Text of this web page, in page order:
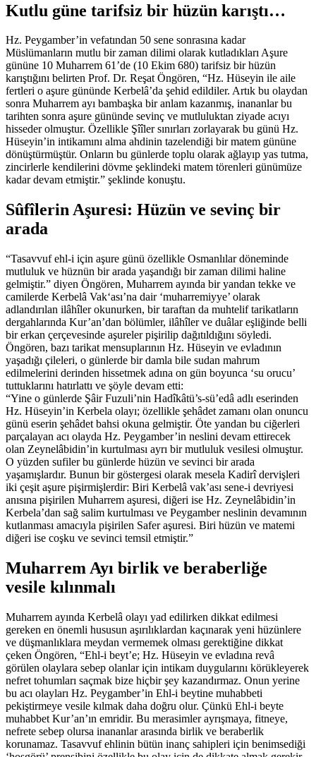
Kutlu güne tarifsiz bir hüzün karıştı…
Hz. Peygamber’in vefatından 50 sene sonrasına kadar
Müslümanların mutlu bir zaman dilimi olarak kutladıkları Aşure
gününe 10 Muharrem 61’de (10 Ekim 680) tarifsiz bir hüzün
karıştığını belirten Prof. Dr. Reşat Öngören, “Hz. Hüseyin ile aile
fertleri o aşure gününde Kerbelâ’da şehid edildiler. Artık bu olaydan
sonra Muharrem ayı bambaşka bir anlam kazanmış, inananlar bu
tarihten sonra aşure gününde sevinç ve mutluluktan ziyade acıyı
hisseder olmuştur. Özellikle Şîîler sınırları zorlayarak bu günü Hz.
Hüseyin’in intikamını alma ahdinin tazelendiği bir matem gününe
dönüştürmüştür. Onların bu günlerde toplu olarak ağlayıp yas tutma,
zincirlerle kendilerini dövme şeklindeki matem törenleri günümüze
kadar devam etmiştir.” şeklinde konuştu.
Sûfîlerin Aşuresi: Hüzün ve sevinç bir
arada
“Tasavvuf ehl-i için aşure günü özellikle Osmanlılar döneminde
mutluluk ve hüznün bir arada yaşandığı bir zaman dilimi haline
gelmiştir.” diyen Öngören, Muharrem ayında bir yandan tekke ve
camilerde Kerbelâ Vak‘ası’na dair ‘muharremiyye’ olarak
adlandırılan ilâhîler okunurken, bir taraftan da muhtelif tarikatların
dergahlarında Kur’an’dan bölümler, ilâhîler ve duâlar eşliğinde belli
bir erkan çerçevesinde aşureler pişirilip dağıtıldığını söyledi.
Öngören, bazı tarikat mensuplarının Hz. Hüseyin ve evladının
yaşadığı çileleri, o günlerde bir damla bile sudan mahrum
edilmelerini derinden hissetmek adına on gün boyunca ‘su orucu’
tuttuklarını hatırlattı ve şöyle devam etti:
“Yine o günlerde Şâir Fuzuli’nin Hadîkâtü’s-sü’edâ adlı eserinden
Hz. Hüseyin’in Kerbela olayı; özellikle şehâdet zamanı olan onuncu
günü eserin şehâdet bahsi okuna gelmiştir. Öte yandan bu ciğerleri
parçalayan acı olayda Hz. Peygamber’in neslini devam ettirecek
olan Zeynelâbidin’in kurtulması ayrı bir mutluluk vesilesi olmuştur.
O yüzden sufiler bu günlerde hüzün ve sevinci bir arada
yaşamışlardır. Bunun bir göstergesi olarak mesela Kadirî dervişleri
iki çeşit aşure pişirmişlerdir: Biri Kerbelâ vak’ası sene-i devriyesi
anısına pişirilen Muharrem aşuresi, diğeri ise Hz. Zeynelâbidin’in
Kerbela’dan sağ salim kurtulması ve Peygamber neslinin devamının
kutlanması amacıyla pişirilen Safer aşuresi. Biri hüzün ve matemi
diğeri ise coşku ve sevinci temsil etmiştir.”
Muharrem Ayı birlik ve beraberliğe
vesile kılınmalı
Muharrem ayında Kerbelâ olayı yad edilirken dikkat edilmesi
gereken en önemli hususun aşırılıklardan kaçınarak yeni hüzünlere
ve düşmanlıklara meydan vermemek olması gerektiğine dikkat
çeken Öngören, “Ehl-i beyt’e; Hz. Hüseyin ve evladına revâ
görülen olaylara sebep olanlar için intikam duygularını körükleyerek
nefret tohumları saçmak bize hiçbir şey kazandırmaz. Onun yerine
bu acı olayları Hz. Peygamber’in Ehl-i beytine muhabbeti
pekiştirmeye vesile kılmak daha doğru olur. Çünkü Ehl-i beyte
muhabbet Kur’an’ın emridir. Bu merasimler ayrışmaya, fitneye,
nefrete sebep olursa inananlar arasında birlik ve beraberlik
korunamaz. Tasavvuf ehlinin bütün inanç sahipleri için benimsediği